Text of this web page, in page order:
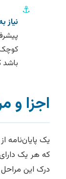
⚓
نیاز
باشد
اجزا و
یک
که هر یک
درک این